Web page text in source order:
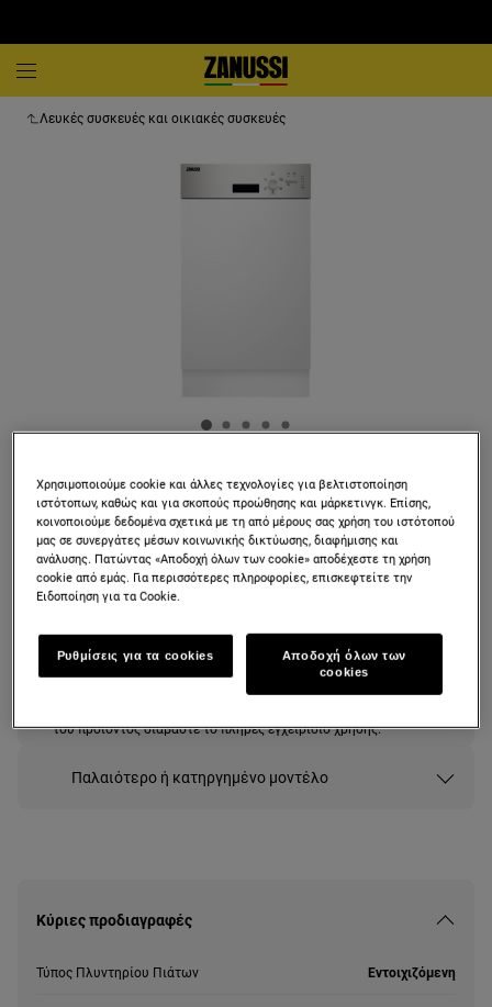
Λευκές συσκευές και οικιακές συσκευές
ZSSN121X1
Πλυντήριο Πιάτων 45 εκ. με
Τεχνολογία AirDry
σύμφωνα με τον κανονισμό 2023/988 της ΕΕ παρατίθενται στα
του προϊόντος διαβάστε το πλήρες εγχειρίδιο χρήσης.
Παλαιότερο ή κατηργημένο μοντέλο
Κύριες προδιαγραφές
Τύπος Πλυντηρίου Πιάτων Εντοιχιζόμενη
Χρησιμοποιούμε cookie και άλλες τεχνολογίες για βελτιστοποίηση
ιστότοπων, καθώς και για σκοπούς προώθησης και μάρκετινγκ. Επίσης,
κοινοποιούμε δεδομένα σχετικά με τη από μέρους σας χρήση του ιστότοπού
μας σε συνεργάτες μέσων κοινωνικής δικτύωσης, διαφήμισης και
ανάλυσης. Πατώντας «Αποδοχή όλων των cookie» αποδέχεστε τη χρήση
cookie από εμάς. Για περισσότερες πληροφορίες, επισκεφτείτε την
Ειδοποίηση για τα Cookie.
Ρυθμίσεις για τα cookies
Αποδοχή όλων των
cookies